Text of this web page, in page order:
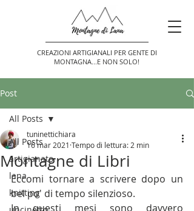
CREAZIONI ARTIGIANALI PER GENTE DI
MONTAGNA...E NON SOLO!
Post
All Posts
artigianato
lana
knitting
All Posts
Montagne di Libri
tuninettichiara
16 mar 2021 Tempo di lettura: 2 min
Eccomi tornare a scrivere dopo un
bel po' di tempo silenzioso.
In questi mesi sono davvero